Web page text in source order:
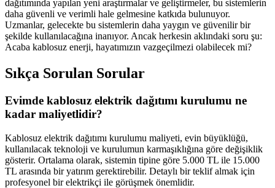
dağıtımında yapılan yeni araştırmalar ve geliştirmeler, bu sistemlerin
daha güvenli ve verimli hale gelmesine katkıda bulunuyor.
Uzmanlar, gelecekte bu sistemlerin daha yaygın ve güvenilir bir
şekilde kullanılacağına inanıyor. Ancak herkesin aklındaki soru şu:
Acaba kablosuz enerji, hayatımızın vazgeçilmezi olabilecek mi?
Sıkça Sorulan Sorular
Evimde kablosuz elektrik dağıtımı kurulumu ne
kadar maliyetlidir?
Kablosuz elektrik dağıtımı kurulumu maliyeti, evin büyüklüğü,
kullanılacak teknoloji ve kurulumun karmaşıklığına göre değişiklik
gösterir. Ortalama olarak, sistemin tipine göre 5.000 TL ile 15.000
TL arasında bir yatırım gerektirebilir. Detaylı bir teklif almak için
profesyonel bir elektrikçi ile görüşmek önemlidir.